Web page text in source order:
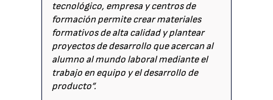
tecnológico, empresa y centros de
formación permite crear materiales
formativos de alta calidad y plantear
proyectos de desarrollo que acercan al
alumno al mundo laboral mediante el
trabajo en equipo y el desarrollo de
producto”.